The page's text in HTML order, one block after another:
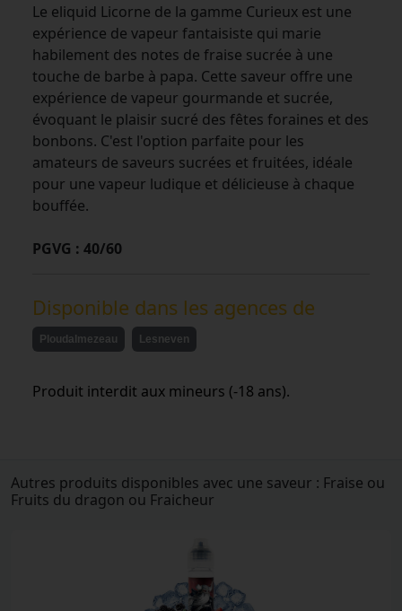
Le eliquid Licorne de la gamme Curieux est une
expérience de vapeur fantaisiste qui marie
habilement des notes de fraise sucrée à une
touche de barbe à papa. Cette saveur offre une
expérience de vapeur gourmande et sucrée,
évoquant le plaisir sucré des fêtes foraines et des
bonbons. C'est l'option parfaite pour les
amateurs de saveurs sucrées et fruitées, idéale
pour une vapeur ludique et délicieuse à chaque
bouffée.
PGVG : 40/60
Disponible dans les agences de
Ploudalmezeau Lesneven
Produit interdit aux mineurs (-18 ans).
Autres produits disponibles avec une saveur : Fraise ou
Fruits du dragon ou Fraicheur